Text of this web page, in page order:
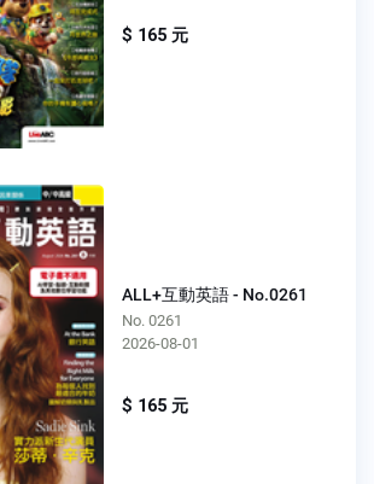
$ 165 元
ALL+互動英語 - No.0261
No. 0261
2026-08-01
$ 165 元